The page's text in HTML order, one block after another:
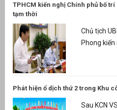
TPHCM kiến nghị Chính phủ bố
tạm thời
Chủ tịch
Phong kiến
Phát hiện ổ dịch thứ 2 trong Khu
Sau KCN